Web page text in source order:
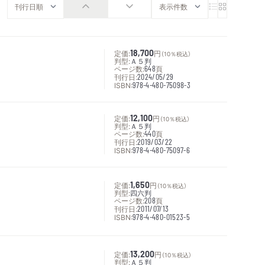
定価:18,700円 （10％税込）
判型: Ａ５判
ページ数:648頁
刊行日:2024/05/29
ISBN:978-4-480-75098-3
定価:12,100円 （10％税込）
判型: Ａ５判
ページ数:440頁
刊行日:2019/03/22
ISBN:978-4-480-75097-6
定価:1,650円 （10％税込）
判型:四六判
ページ数:208頁
刊行日:2011/07/13
ISBN:978-4-480-01523-5
定価:13,200円 （10％税込）
判型: Ａ５判